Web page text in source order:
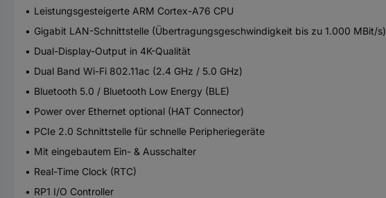
Leistungsgesteigerte ARM Cortex-A76 CPU
Gigabit LAN-Schnittstelle (Übertragungsgeschwindigkeit bis zu 1.000 MBit/s)
Dual-Display-Output in 4K-Qualität
Dual Band Wi-Fi 802.11ac (2.4 GHz / 5.0 GHz)
Bluetooth 5.0 / Bluetooth Low Energy (BLE)
Power over Ethernet optional (HAT Connector)
PCIe 2.0 Schnittstelle für schnelle Peripheriegeräte
Mit eingebautem Ein- & Ausschalter
Real-Time Clock (RTC)
RP1 I/O Controller